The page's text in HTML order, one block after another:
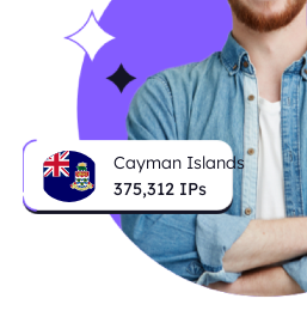
Cayman Islands
375,312 IPs